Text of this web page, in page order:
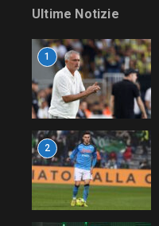
Ultime Notizie
1
2